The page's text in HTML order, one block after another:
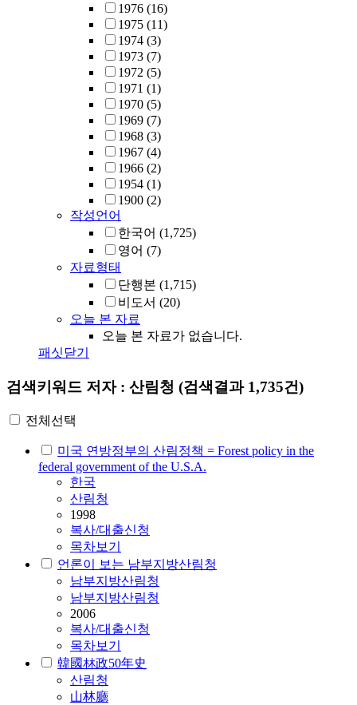
1976 (16)
1975 (11)
1974 (3)
1973 (7)
1972 (5)
1971 (1)
1970 (5)
1969 (7)
1968 (3)
1967 (4)
1966 (2)
1954 (1)
1900 (2)
작성언어
한국어 (1,725)
영어 (7)
자료형태
단행본 (1,715)
비도서 (20)
오늘 본 자료
오늘 본 자료가 없습니다.
패싯닫기
검색키워드 저자 : 산림청 (검색결과 1,735건)
전체선택
미국 연방정부의 산림정책 = Forest policy in the
federal government of the U.S.A.
한국
산림청
1998
복사/대출신청
목차보기
언론이 보는 남부지방산림청
남부지방산림청
남부지방산림청
2006
복사/대출신청
목차보기
韓國林政50年史
산림청
山林廳